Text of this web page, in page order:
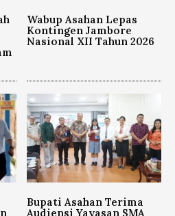
Wabup Asahan Lepas
Kontingen Jambore
Nasional XII Tahun 2026
Bupati Asahan Terima
Audiensi Yayasan SMA